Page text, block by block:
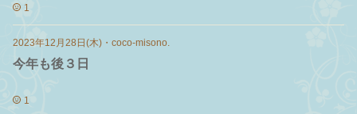
1
2023年12月28日(木) ・ coco-misono.
今年も後３日
1